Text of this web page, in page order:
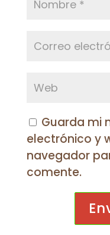
Guarda mi
electrónico y
navegador
comente.